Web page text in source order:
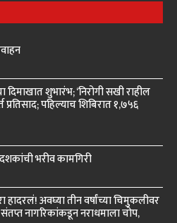
दिमाखात शुभारंभ; ‘निरोगी सखी राहील
पहिल्याच शिबिरात १,७५६
भरीव कामगिरी
अवघ्या तीन वर्षांच्या चिमुकलीवर
नागरिकांकडून नराधमाला चोप,